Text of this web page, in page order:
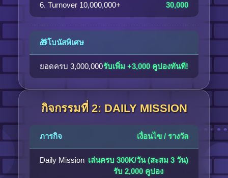
6. Turnover 10,000,000+ 30,000
🎁โบนัสพิเศษ
ยอดครบ 3,000,000รับเพิ่ม +3,000 คูปองทันที!
กิจกรรมที่ 2: DAILY MISSION
ภารกิจ เงื่อนไข / รางวัล
Daily Mission เล่นครบ 300K/วัน (สะสม 3 วัน)
รับ 2,000 คูปอง